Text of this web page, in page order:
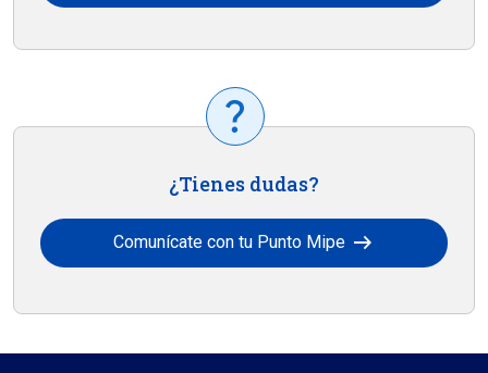
¿Tienes dudas?
Comunícate con tu Punto Mipe arrow_right_alt